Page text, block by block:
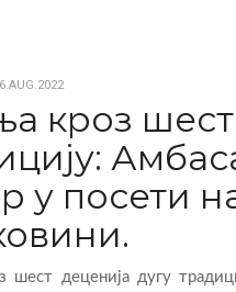
кроз шест
у посети
деценија дугу